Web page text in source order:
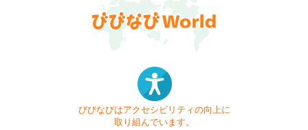
びびなびはアクセシビリティの向上に
取り組んでいます。